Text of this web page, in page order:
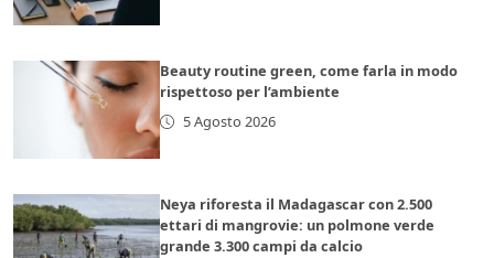
Beauty routine green, come farla in modo
rispettoso per l’ambiente
5 Agosto 2026
Neya riforesta il Madagascar con 2.500
ettari di mangrovie: un polmone verde
grande 3.300 campi da calcio